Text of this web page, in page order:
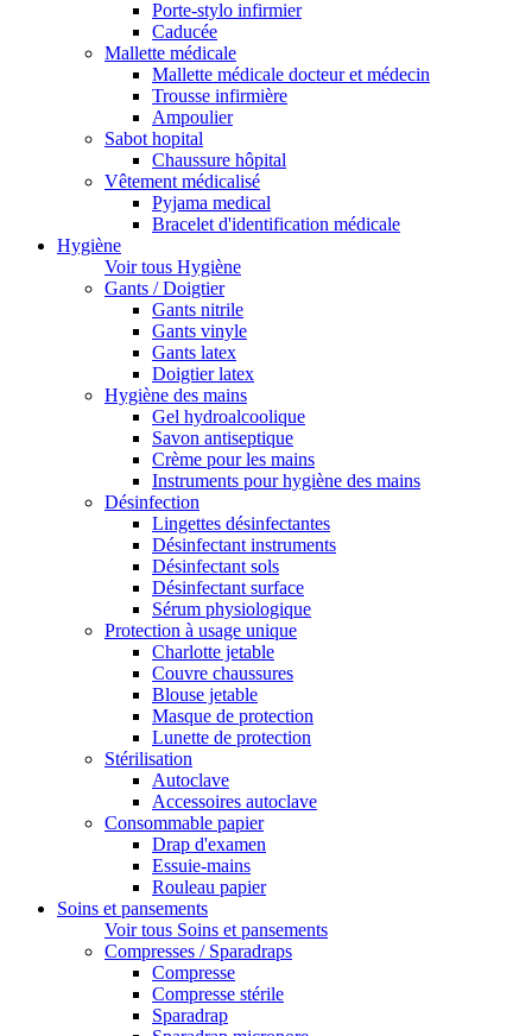
Porte-stylo infirmier
Caducée
Mallette médicale
Mallette médicale docteur et médecin
Trousse infirmière
Ampoulier
Sabot hopital
Chaussure hôpital
Vêtement médicalisé
Pyjama medical
Bracelet d'identification médicale
Hygiène
Voir tous Hygiène
Gants / Doigtier
Gants nitrile
Gants vinyle
Gants latex
Doigtier latex
Hygiène des mains
Gel hydroalcoolique
Savon antiseptique
Crème pour les mains
Instruments pour hygiène des mains
Désinfection
Lingettes désinfectantes
Désinfectant instruments
Désinfectant sols
Désinfectant surface
Sérum physiologique
Protection à usage unique
Charlotte jetable
Couvre chaussures
Blouse jetable
Masque de protection
Lunette de protection
Stérilisation
Autoclave
Accessoires autoclave
Consommable papier
Drap d'examen
Essuie-mains
Rouleau papier
Soins et pansements
Voir tous Soins et pansements
Compresses / Sparadraps
Compresse
Compresse stérile
Sparadrap